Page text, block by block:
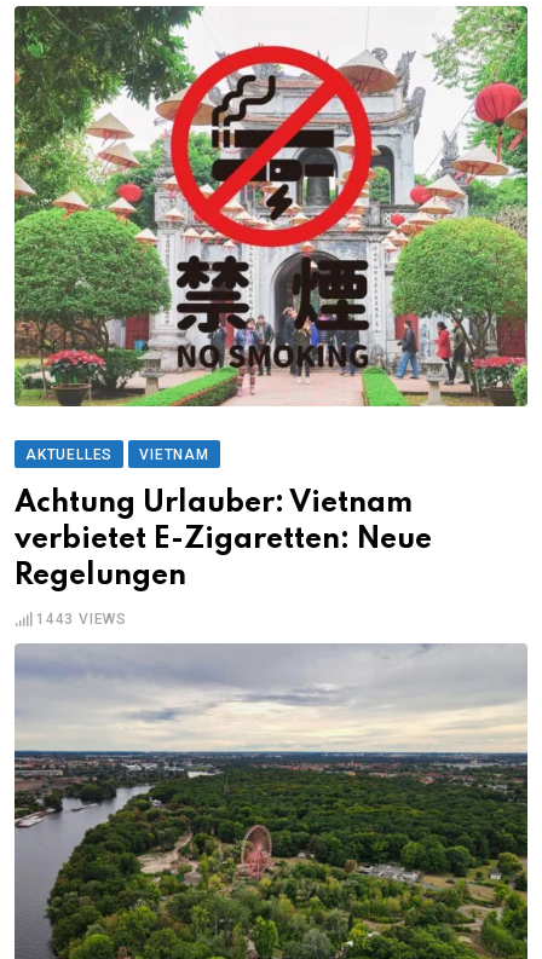
AKTUELLES VIETNAM
Achtung Urlauber: Vietnam
verbietet E-Zigaretten: Neue
Regelungen
1443 VIEWS